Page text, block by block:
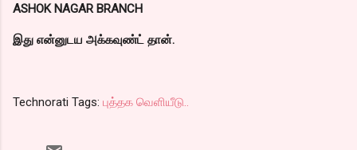
ASHOK NAGAR BRANCH
இது என்னுடய அக்கவுண்ட் தான்.
Technorati Tags: புத்தக வெளியீடு..